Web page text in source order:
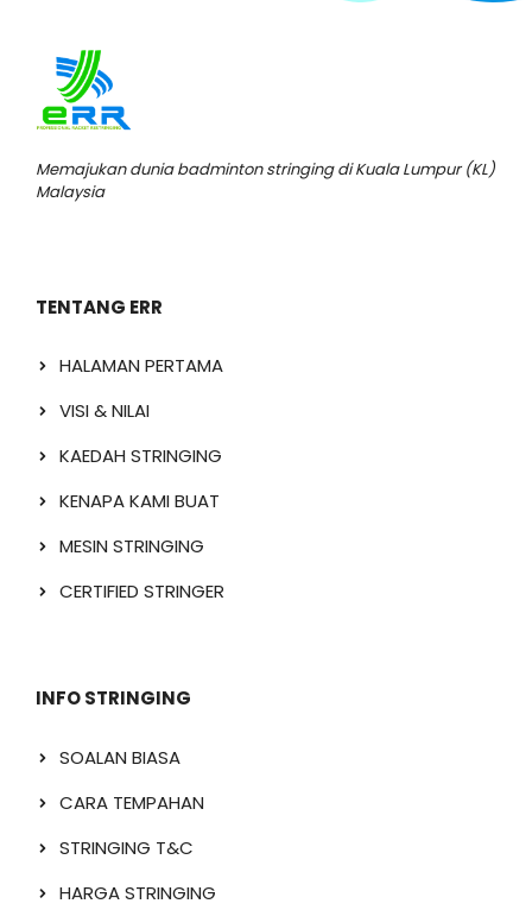
Memajukan dunia badminton stringing di Kuala Lumpur (KL)
Malaysia
TENTANG ERR
HALAMAN PERTAMA
VISI & NILAI
KAEDAH STRINGING
KENAPA KAMI BUAT
MESIN STRINGING
CERTIFIED STRINGER
INFO STRINGING
SOALAN BIASA
CARA TEMPAHAN
STRINGING T&C
HARGA STRINGING